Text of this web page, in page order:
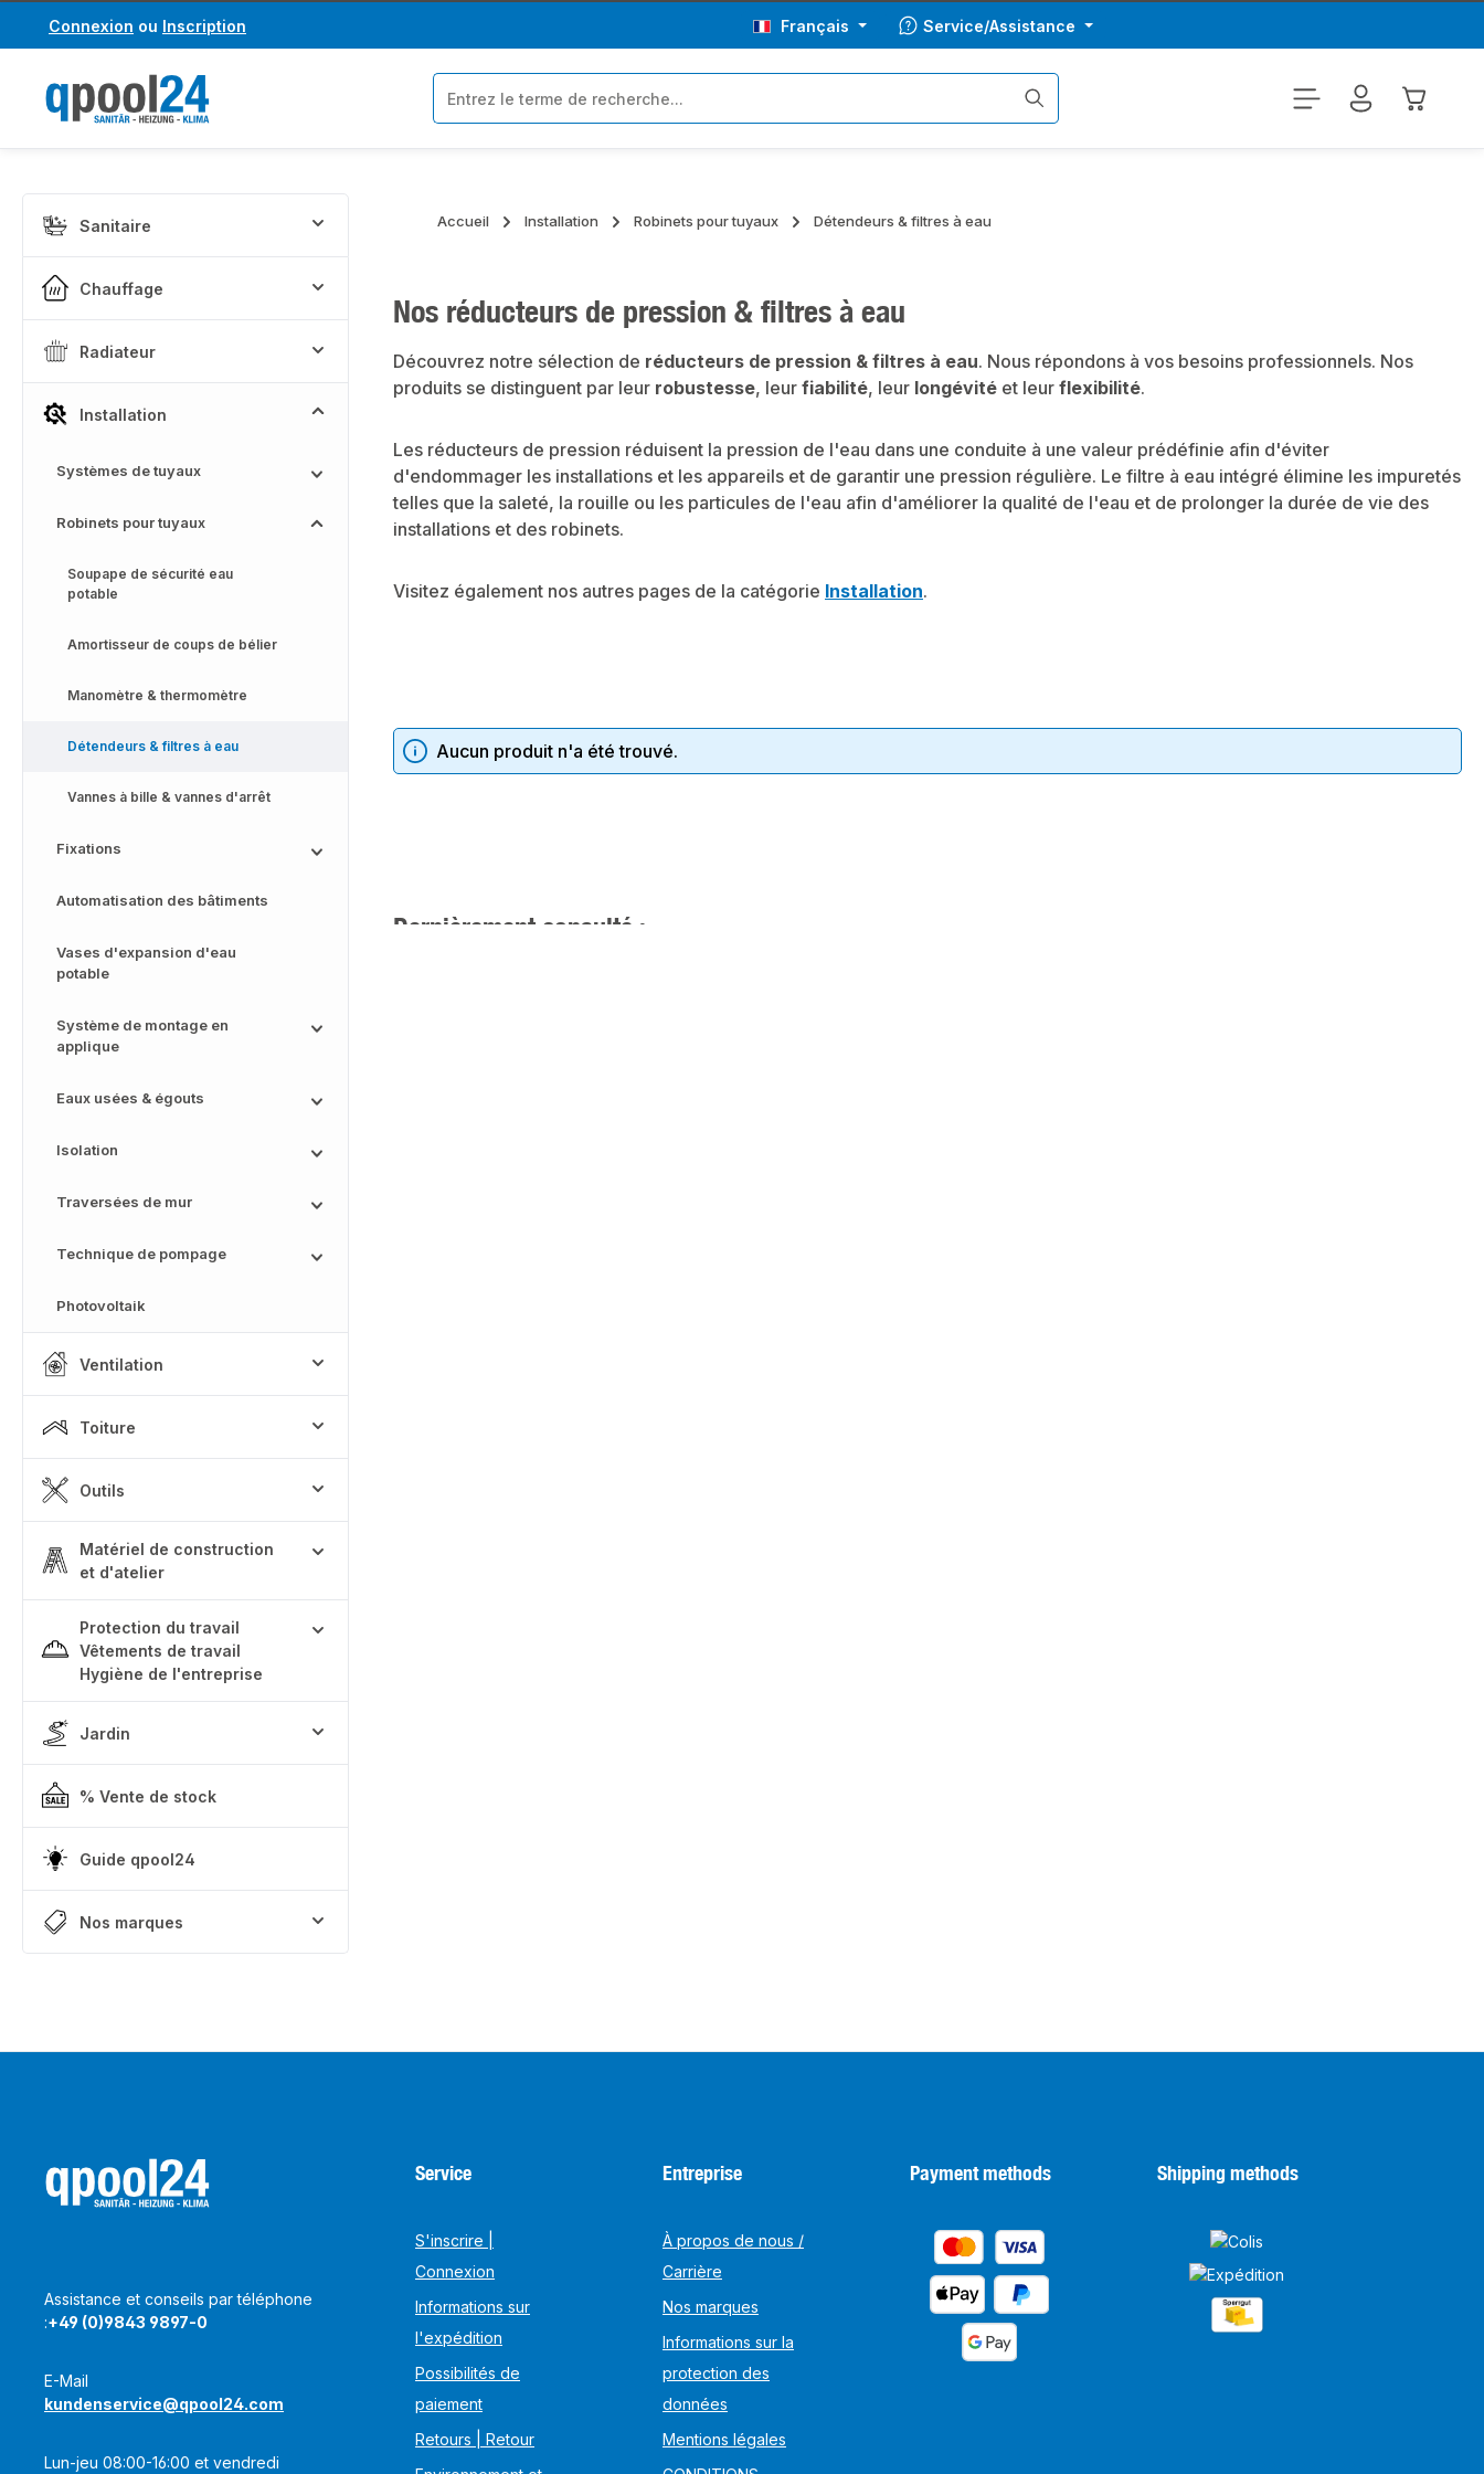
au contenu principal
Passer à la recherche
Connexion ou Inscription Français Service/Assistance
Le
Sanitaire
Chauffage
Radiateur
Installation
Systèmes de tuyaux
Robinets pour tuyaux
Soupape de sécurité eau
potable
Amortisseur de coups de bélier
Manomètre & thermomètre
Détendeurs & filtres à eau
Vannes à bille & vannes d'arrêt
Fixations
Automatisation des bâtiments
Vases d'expansion d'eau
potable
Système de montage en
applique
Eaux usées & égouts
Isolation
Traversées de mur
Technique de pompage
Photovoltaik
Ventilation
Toiture
Outils
Matériel de construction
et d'atelier
Protection du travail
Vêtements de travail
Hygiène de l'entreprise
Jardin
% Vente de stock
Guide qpool24
Nos marques
Accueil Installation Robinets pour tuyaux Détendeurs & filtres à eau
Nos réducteurs de pression & filtres à eau
Découvrez notre sélection de réducteurs de pression & filtres à eau. Nous répondons à vos besoins professionnels. Nos
produits se distinguent par leur robustesse, leur fiabilité, leur longévité et leur flexibilité.
Les réducteurs de pression réduisent la pression de l'eau dans une conduite à une valeur prédéfinie afin d'éviter
d'endommager les installations et les appareils et de garantir une pression régulière. Le filtre à eau intégré élimine les impuretés
telles que la saleté, la rouille ou les particules de l'eau afin d'améliorer la qualité de l'eau et de prolonger la durée de vie des
installations et des robinets.
Visitez également nos autres pages de la catégorie Installation.
Aucun produit n'a été trouvé.
Dernièrement consulté :
Assistance et conseils par téléphone
:+49 (0)9843 9897-0
E-Mail
kundenservice@qpool24.com
Lun-jeu 08:00-16:00 et vendredi
Service
S'inscrire |
Connexion
Informations sur
l'expédition
Possibilités de
paiement
Retours | Retour
Entreprise
À propos de nous /
Carrière
Nos marques
Informations sur la
protection des
données
Mentions légales
Payment methods Shipping methods